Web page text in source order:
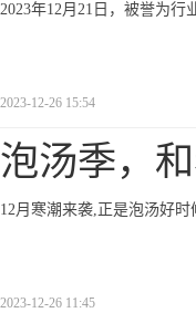
2023年12月21日，被誉为行
2023-12-26 15:54
泡汤季，
12月寒潮来袭,正是泡汤好时
2023-12-26 11:45